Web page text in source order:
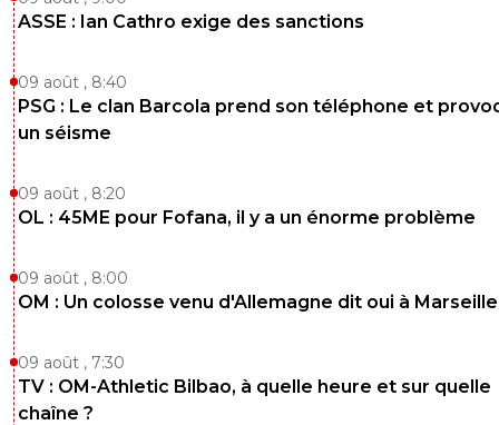
ASSE : Ian Cathro exige des sanctions
09 août , 8:40
PSG : Le clan Barcola prend son téléphone et
un séisme
09 août , 8:20
OL : 45ME pour Fofana, il y a un énorme problème
09 août , 8:00
OM : Un colosse venu d'Allemagne dit oui à Marseille
09 août , 7:30
TV : OM-Athletic Bilbao, à quelle heure et sur quelle
chaîne ?